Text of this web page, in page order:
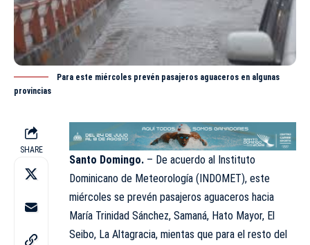
Para este miércoles prevén pasajeros aguaceros en algunas
provincias
SHARE
Santo Domingo. – De acuerdo al Instituto
Dominicano de Meteorología (INDOMET), este
miércoles se prevén pasajeros aguaceros hacia
María Trinidad Sánchez, Samaná, Hato Mayor, El
Seibo, La Altagracia, mientas que para el resto del